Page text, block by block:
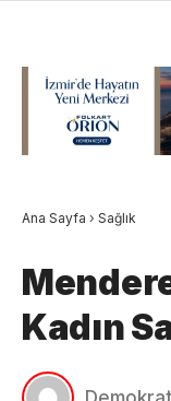
Ana Sayfa › Sağlık
Kadın